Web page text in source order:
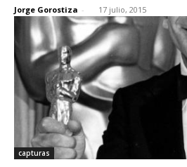
Jorge Gorostiza - 17 julio, 2015
capturas